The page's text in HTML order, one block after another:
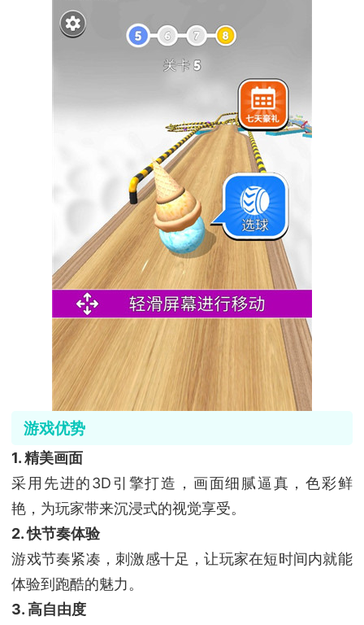
游戏优势
1. 精美画面
采用先进的3D引擎打造，画面细腻逼真，色彩鲜
艳，为玩家带来沉浸式的视觉享受。
2. 快节奏体验
游戏节奏紧凑，刺激感十足，让玩家在短时间内就能
体验到跑酷的魅力。
3. 高自由度